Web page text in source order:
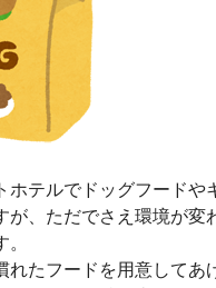
ホテルでドッグフードや
が、ただでさえ環境が変
れたフードを用意してあ